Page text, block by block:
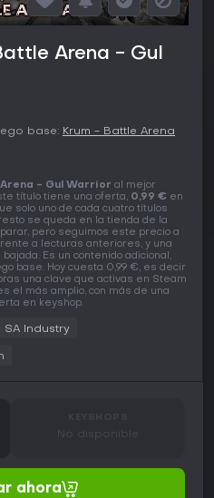
Arena - Gul
base: Krum - Battle Arena
- Gul Warrior al mejor
título tiene una oferta, 0,99 € en
solo uno de cada cuatro títulos
se queda en la tienda de la
pero seguimos este precio a
a lecturas anteriores, y una
Es un contenido adicional,
base. Hoy cuesta 0,99 €, es decir
una clave que activas en Steam
el más amplio, con más de una
en keyshop.
SA Industry
No disponible
ahora